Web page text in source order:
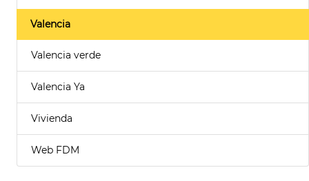
Valencia
Valencia verde
Valencia Ya
Vivienda
Web FDM